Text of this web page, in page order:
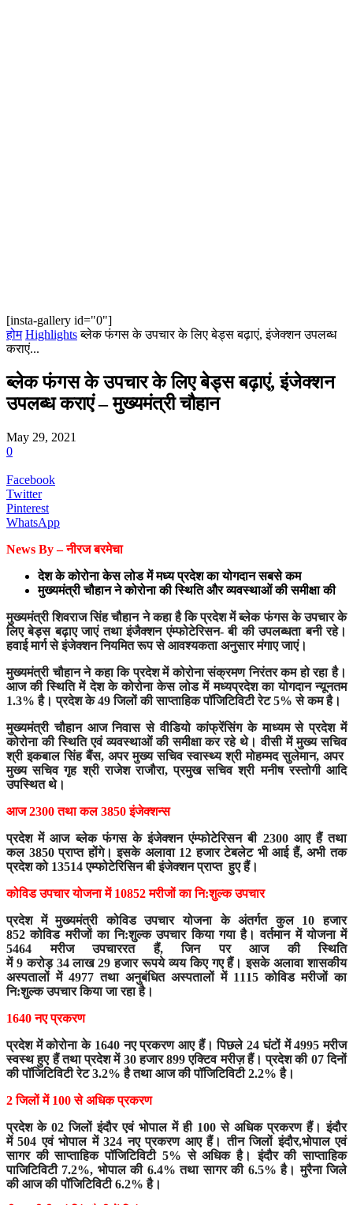
[insta-gallery id="0"]
होम Highlights ब्लेक फंगस के उपचार के लिए बेड्स बढ़ाएं, इंजेक्शन उपलब्ध
कराएं...
ब्लेक फंगस के उपचार के लिए बेड्स बढ़ाएं, इंजेक्शन
उपलब्ध कराएं – मुख्यमंत्री चौहान
May 29, 2021
0
Facebook
Twitter
Pinterest
WhatsApp
News By – नीरज बरमेचा
देश के कोरोना केस लोड में मध्य प्रदेश का योगदान सबसे कम
मुख्यमंत्री चौहान ने कोरोना की स्थिति और व्यवस्थाओं की समीक्षा की
मुख्यमंत्री शिवराज सिंह चौहान ने कहा है कि प्रदेश में ब्लेक फंगस के उपचार के
लिए बेड्स बढ़ाए जाएं तथा इंजैक्शन एंम्फोटेरिसन- बी की उपलब्धता बनी रहे।
हवाई मार्ग से इंजेक्शन नियमित रूप से आवश्यकता अनुसार मंगाए जाएं।
मुख्यमंत्री चौहान ने कहा कि प्रदेश में कोरोना संक्रमण निरंतर कम हो रहा है।
आज की स्थिति में देश के कोरोना केस लोड में मध्यप्रदेश का योगदान न्यूनतम
1.3% है। प्रदेश के 49 जिलों की साप्ताहिक पॉजिटिविटी रेट 5% से कम है।
मुख्यमंत्री चौहान आज निवास से वीडियो कांफ्रेंसिंग के माध्यम से प्रदेश में
कोरोना की स्थिति एवं व्यवस्थाओं की समीक्षा कर रहे थे। वीसी में मुख्य सचिव
श्री इकबाल सिंह बैंस, अपर मुख्य सचिव स्वास्थ्य श्री मोहम्मद सुलेमान, अपर
मुख्य सचिव गृह श्री राजेश राजौरा, प्रमुख सचिव श्री मनीष रस्तोगी आदि
उपस्थित थे।
आज2300 तथा कल 3850 इंजेक्शन्स
प्रदेश में आज ब्लेक फंगस के इंजेक्शन एंम्फोटेरिसन बी 2300 आए हैं तथा
कल 3850 प्राप्त होंगे। इसके अलावा 12 हजार टेबलेट भी आई हैं, अभी तक
प्रदेश को 13514 एम्फोटेरिसिन बी इंजेक्शन प्राप्त हुए हैं।
कोविड उपचार योजना में10852 मरीजों का नि:शुल्क उपचार
प्रदेश में मुख्यमंत्री कोविड उपचार योजना के अंतर्गत कुल 10 हजार
852 कोविड मरीजों का नि:शुल्क उपचार किया गया है। वर्तमान में योजना में
5464 मरीज उपचाररत हैं, जिन पर आज की स्थिति
में 9 करोड़ 34 लाख 29 हजार रूपये व्यय किए गए हैं। इसके अलावा शासकीय
अस्पतालों में 4977 तथा अनुबंधित अस्पतालों में 1115 कोविड मरीजों का
नि:शुल्क उपचार किया जा रहा है।
1640 नए प्रकरण
प्रदेश में कोरोना के 1640 नए प्रकरण आए हैं। पिछले 24 घंटों में 4995 मरीज
स्वस्थ हुए हैं तथा प्रदेश में 30 हजार 899 एक्टिव मरीज़ हैं। प्रदेश की 07 दिनों
की पॉजिटिविटी रेट 3.2% है तथा आज की पॉजिटिविटी 2.2% है।
2 जिलों में 100 से अधिक प्रकरण
प्रदेश के 02 जिलों इंदौर एवं भोपाल में ही 100 से अधिक प्रकरण हैं। इंदौर
में 504 एवं भोपाल में 324 नए प्रकरण आए हैं। तीन जिलों इंदौर,भोपाल एवं
सागर की साप्ताहिक पॉजिटिविटी 5% से अधिक है। इंदौर की साप्ताहिक
पाजिटिविटी 7.2%, भोपाल की 6.4% तथा सागर की 6.5% है। मुरैना जिले
की आज की पॉजिटिविटी 6.2% है।